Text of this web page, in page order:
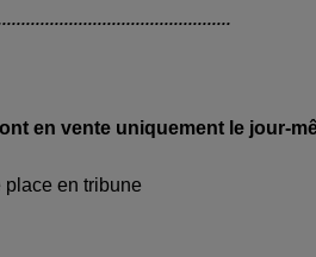
en vente uniquement le jour-
place en tribune